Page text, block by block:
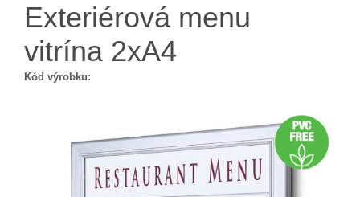
Exteriérová menu
vitrína 2xA4
Kód výrobku: